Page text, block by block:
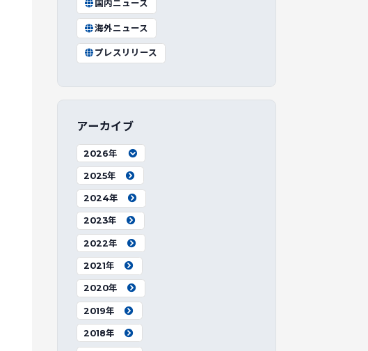
国内ニュース
海外ニュース
プレスリリース
アーカイブ
2026年
2025年
2024年
2023年
2022年
2021年
2020年
2019年
2018年